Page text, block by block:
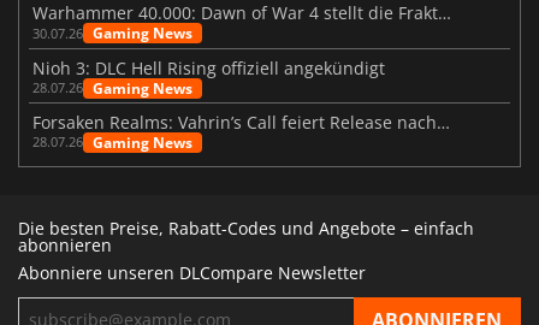
Warhammer 40.000: Dawn of War 4 stellt die Fraktion der Necrons vor
30.07.26 Gaming News
Nioh 3: DLC Hell Rising offiziell angekündigt
28.07.26 Gaming News
Forsaken Realms: Vahrin’s Call feiert Release nach 10 Jahren
28.07.26 Gaming News
Die besten Preise, Rabatt-Codes und Angebote – einfach
abonnieren
Abonniere unseren DLCompare Newsletter